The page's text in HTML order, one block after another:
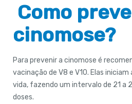
Como
cinomose?
Para prevenir a cinomose é
vacinação de V8 e V10. Elas
vida, fazendo um intervalo de 21 a
doses.